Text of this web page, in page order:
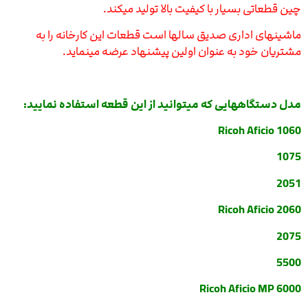
چین قطعاتی بسیار با کیفیت بالا تولید میکند.
ماشینهای اداری صدیق سالها است قطعات این کارخانه را به
مشتریان خود به عنوان اولین پیشنهاد عرضه مینماید.
مدل دستگاههایی که میتوانید از این قطعه استفاده نمایید:
Ricoh Aficio 1060
1075
2051
Ricoh Aficio 2060
2075
5500
Ricoh Aficio MP 6000